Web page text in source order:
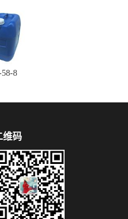
8
维码